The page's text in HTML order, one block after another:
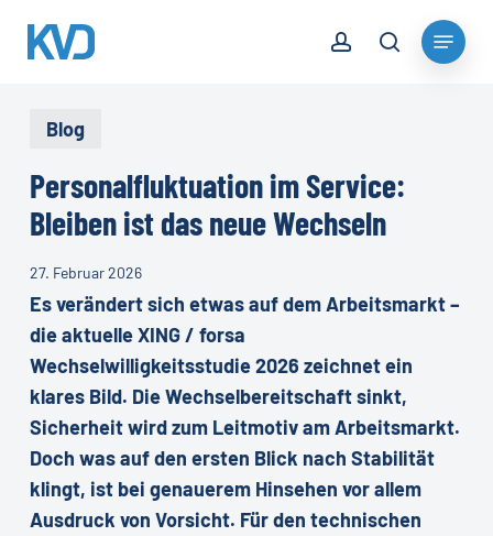
search
Menu
Blog
Personalfluktuation im Service:
Bleiben ist das neue Wechseln
27. Februar 2026
Es verändert sich etwas auf dem Arbeitsmarkt –
die aktuelle XING / forsa
Wechselwilligkeitsstudie 2026 zeichnet ein
klares Bild. Die Wechselbereitschaft sinkt,
Sicherheit wird zum Leitmotiv am Arbeitsmarkt.
Doch was auf den ersten Blick nach Stabilität
klingt, ist bei genauerem Hinsehen vor allem
Ausdruck von Vorsicht. Für den technischen
Close